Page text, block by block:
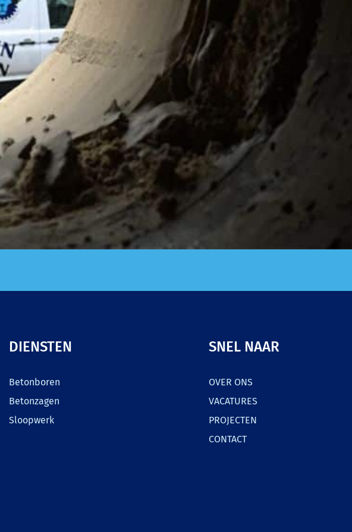
DIENSTEN
Betonboren
Betonzagen
Sloopwerk
SNEL NAAR
OVER ONS
VACATURES
PROJECTEN
CONTACT